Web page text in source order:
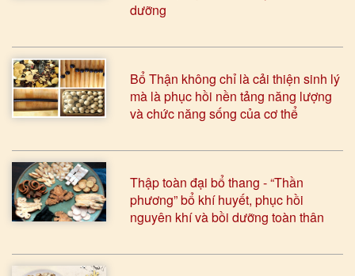
dưỡng
Bổ Thận không chỉ là cải thiện sinh lý
mà là phục hồi nền tảng năng lượng
và chức năng sống của cơ thể
Thập toàn đại bổ thang - “Thần
phương” bổ khí huyết, phục hồi
nguyên khí và bồi dưỡng toàn thân